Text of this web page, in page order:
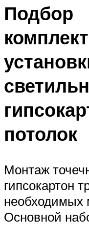
Подбор
потолок
Монтаж
гипсокартон
необходимых
Основной